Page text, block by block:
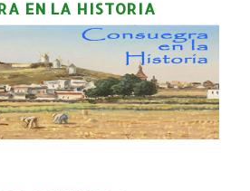
EN LA HISTORIA